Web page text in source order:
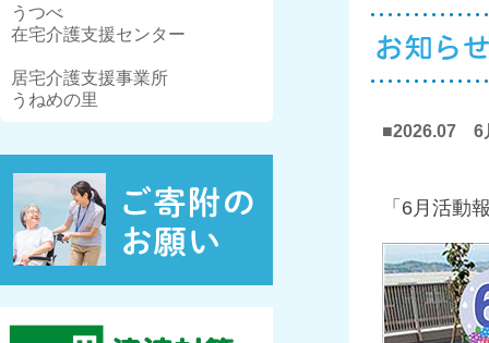
うつべ
在宅介護支援センター
居宅介護支援事業所
うねめの里
■2026.07 6
「6月活